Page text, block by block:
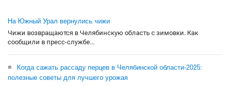
На Южный Урал вернулись чижи
Чижи возвращаются в Челябинскую область с зимовки. Как
сообщили в пресс-службе...
Когда сажать рассаду перцев в Челябинской области-2025:
полезные советы для лучшего урожая